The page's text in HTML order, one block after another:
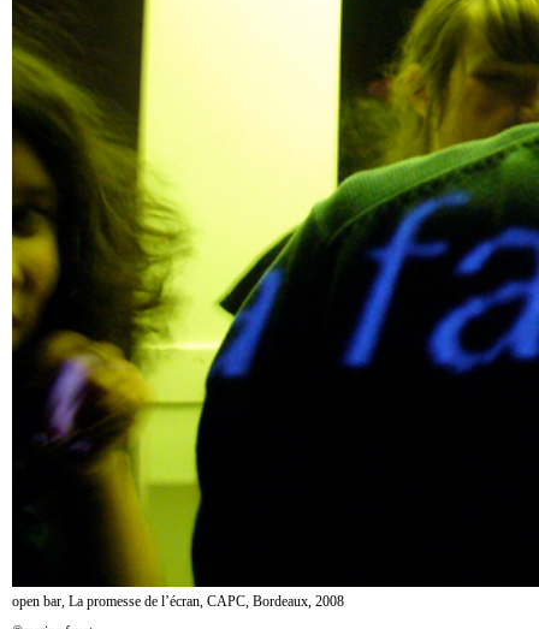
open bar, La promesse de l’écran, CAPC, Bordeaux, 2008